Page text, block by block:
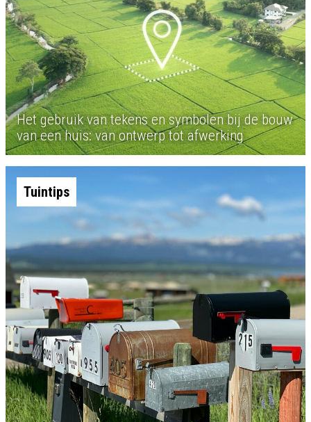
Het gebruik van tekens en symbolen bij de bouw
van een huis: van ontwerp tot afwerking
Tuintips